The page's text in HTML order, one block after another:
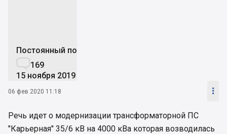
Постоянный пользователь
169
15 ноября 2019
06 фев 2020 11:18 
Речь идет о модернизации трансформаторной ПС
"Карьерная" 35/6 кВ на 4000 кВа которая возводилась